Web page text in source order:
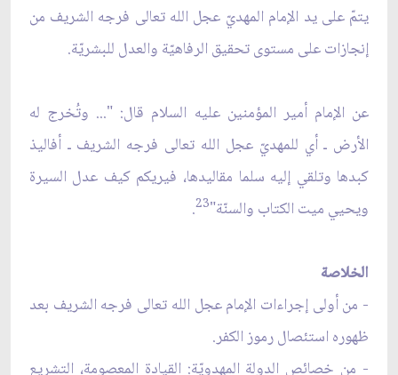
يتمّ على يد الإمام المهديّ عجل الله تعالى فرجه الشريف من
إنجازات على مستوى تحقيق الرفاهيّة والعدل للبشريّة.
عن الإمام أمير المؤمنين عليه السلام قال: "... وتُخرج له
الأرض ـ أي للمهديّ عجل الله تعالى فرجه الشريف ـ أفاليذ
كبدها وتلقي إليه سلما مقاليدها، فيريكم كيف عدل السيرة
ويحيي ميت الكتاب والسنّة"23
.
الخلاصة
- من أولى إجراءات الإمام عجل الله تعالى فرجه الشريف بعد
ظهوره استئصال رموز الكفر.
- من خصائص الدولة المهدويّة: القيادة المعصومة، التشريع